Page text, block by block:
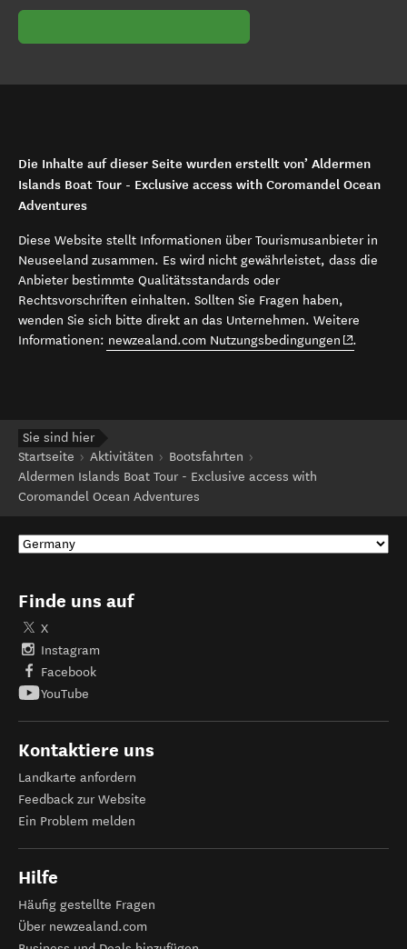
Die Inhalte auf dieser Seite wurden erstellt von’ Aldermen
Islands Boat Tour - Exclusive access with Coromandel Ocean
Adventures
Diese Website stellt Informationen über Tourismusanbieter in
Neuseeland zusammen. Es wird nicht gewährleistet, dass die
Anbieter bestimmte Qualitätsstandards oder
Rechtsvorschriften einhalten. Sollten Sie Fragen haben,
wenden Sie sich bitte direkt an das Unternehmen. Weitere
Informationen: newzealand.com Nutzungsbedingungen (opens in
.
Sie sind hier
Startseite
Aktivitäten
Bootsfahrten
Aldermen Islands Boat Tour - Exclusive access with
Coromandel Ocean Adventures
Finde uns auf
X
Instagram
Facebook
YouTube
Kontaktiere uns
Landkarte anfordern
Feedback zur Website
Ein Problem melden
Hilfe
Häufig gestellte Fragen
Über newzealand.com